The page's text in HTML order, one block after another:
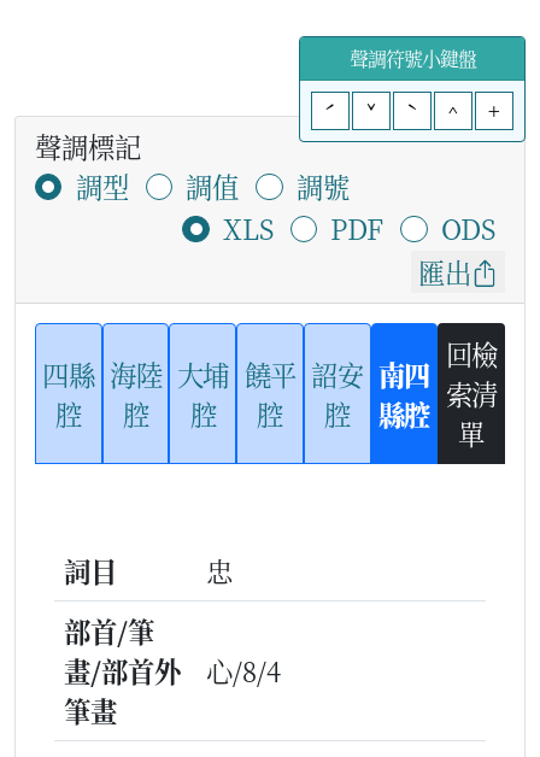
聲調符號小鍵盤
ˊ
ˇ ˋ ^ +
聲調標記
調型
調值
調號
XLS
PDF
ODS
匯出
四縣
腔
海陸
腔
大埔
腔
饒平
腔
詔安
腔
南四
縣腔
回檢
索清
單
詞目
忠
部首/筆
畫/部首外
筆畫
心/8/4